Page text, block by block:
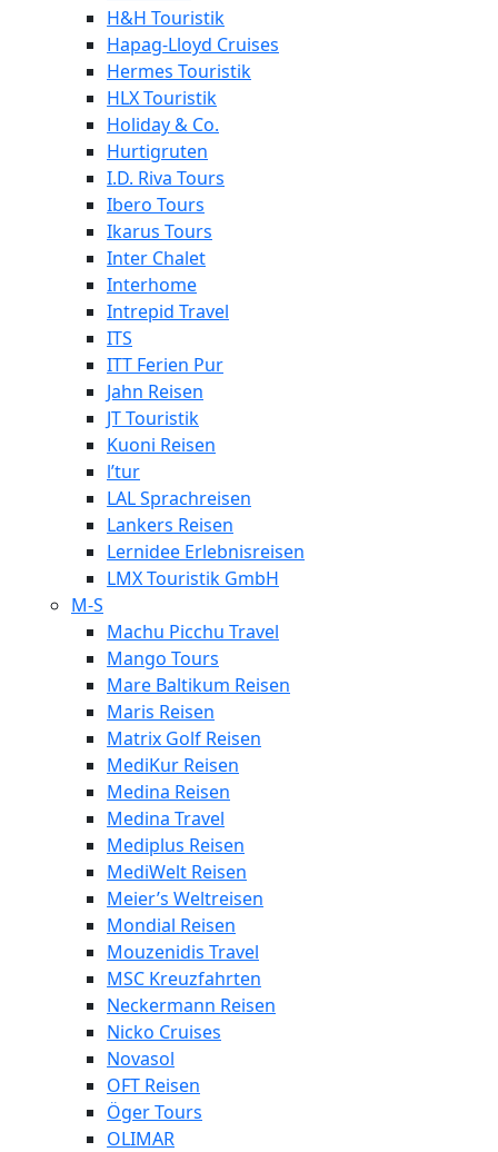
H&H Touristik
Hapag-Lloyd Cruises
Hermes Touristik
HLX Touristik
Holiday & Co.
Hurtigruten
I.D. Riva Tours
Ibero Tours
Ikarus Tours
Inter Chalet
Interhome
Intrepid Travel
ITS
ITT Ferien Pur
Jahn Reisen
JT Touristik
Kuoni Reisen
l’tur
LAL Sprachreisen
Lankers Reisen
Lernidee Erlebnisreisen
LMX Touristik GmbH
M-S
Machu Picchu Travel
Mango Tours
Mare Baltikum Reisen
Maris Reisen
Matrix Golf Reisen
MediKur Reisen
Medina Reisen
Medina Travel
Mediplus Reisen
MediWelt Reisen
Meier’s Weltreisen
Mondial Reisen
Mouzenidis Travel
MSC Kreuzfahrten
Neckermann Reisen
Nicko Cruises
Novasol
OFT Reisen
Öger Tours
OLIMAR